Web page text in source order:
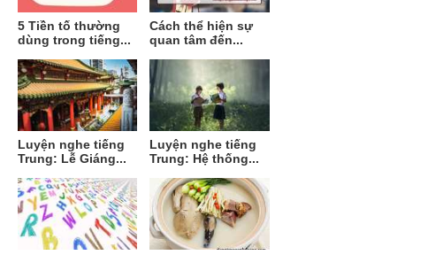
5 Tiền tố thường
dùng trong tiếng...
Cách thể hiện sự
quan tâm đến...
Luyện nghe tiếng
Trung: Lễ Giáng...
Luyện nghe tiếng
Trung: Hệ thống...